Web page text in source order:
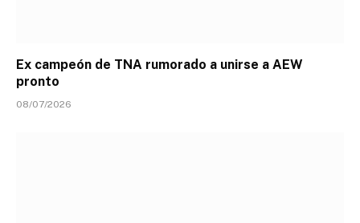
Ex campeón de TNA rumorado a unirse a AEW
pronto
08/07/2026